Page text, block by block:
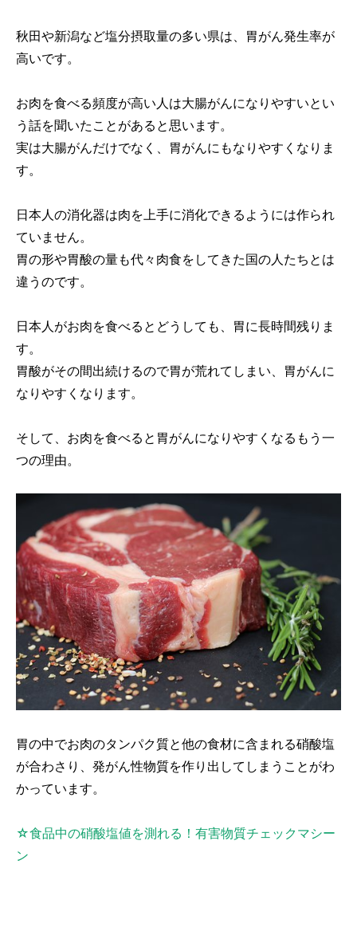
秋田や新潟など塩分摂取量の多い県は、胃がん発生率が
高いです。
お肉を食べる頻度が高い人は大腸がんになりやすいとい
う話を聞いたことがあると思います。
実は大腸がんだけでなく、胃がんにもなりやすくなりま
す。
日本人の消化器は肉を上手に消化できるようには作られ
ていません。
胃の形や胃酸の量も代々肉食をしてきた国の人たちとは
違うのです。
日本人がお肉を食べるとどうしても、胃に長時間残りま
す。
胃酸がその間出続けるので胃が荒れてしまい、胃がんに
なりやすくなります。
そして、お肉を食べると胃がんになりやすくなるもう一
つの理由。
胃の中でお肉のタンパク質と他の食材に含まれる硝酸塩
が合わさり、発がん性物質を作り出してしまうことがわ
かっています。
☆食品中の硝酸塩値を測れる！有害物質チェックマシー
ン